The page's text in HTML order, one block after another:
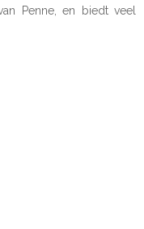
Penne, en biedt veel